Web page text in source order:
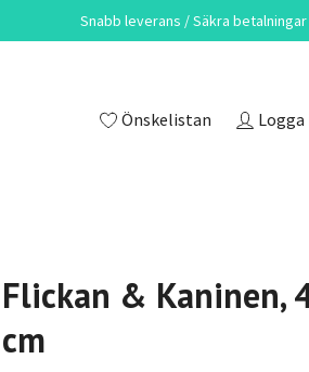
Snabb leverans / Säkra
Önskelistan Logga
Flickan & Kaninen,
cm